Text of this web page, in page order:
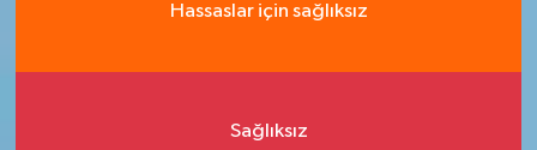
Hassaslar için sağlıksız
Sağlıksız